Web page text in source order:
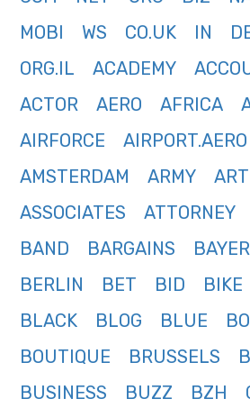
MOBI
WS CO.UK IN
ORG.IL
ACADEMY
ACTOR
AERO AFRICA
AIRFORCE
AIRPORT.AERO
AMSTERDAM
ARMY ART
ASSOCIATES
ATTORNEY
BAND
BARGAINS
BERLIN
BET BID BIKE
BLACK
BLOG BLUE
BOUTIQUE
BRUSSELS
BUSINESS
BUZZ BZH